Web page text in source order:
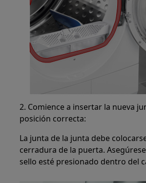
2. Comience a insertar la nueva
posición correcta:
La junta de la junta debe
cerradura de la puerta.
sello esté presionado dentro del